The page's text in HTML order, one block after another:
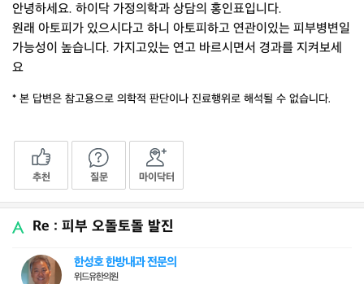
안녕하세요. 하이닥 가정의학과 상담의 홍인표입니다.
원래 아토피가 있으시다고 하니 아토피하고 연관이있는 피부병변일
가능성이 높습니다. 가지고있는 연고 바르시면서 경과를 지켜보세
요
* 본 답변은 참고용으로 의학적 판단이나 진료행위로 해석될 수 없습니다.
추천 질문 마이닥터
Re : 피부 오돌토돌 발진
한성호 한방내과 전문의
위드유한의원